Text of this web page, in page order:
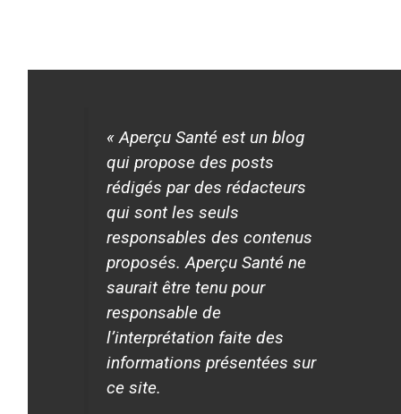
« Aperçu Santé est un blog
qui propose des posts
rédigés par des rédacteurs
qui sont les seuls
responsables des contenus
proposés. Aperçu Santé ne
saurait être tenu pour
responsable de
l’interprétation faite des
informations présentées sur
ce site.